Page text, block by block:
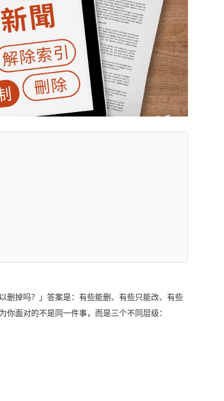
删掉吗？」答案是：有些能删、有些只能改、有些
面对的不是同一件事，而是三个不同层级：